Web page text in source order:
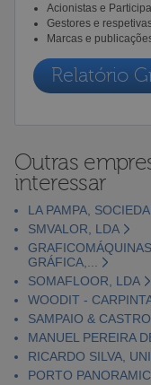
Acionistas e
Gestores e
Marcas e
Relatório
Outras
interessar
LA PAMPA,
SMVALOR, LDA
GRÁFICA,...
SOMAFLOOR, LDA
WOODIT -
SAMPAIO &
MANUEL PEREIRA
RICARDO SILVA,
PORTO